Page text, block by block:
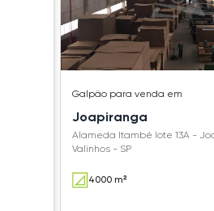
Galpão para venda em
Joapiranga
Alameda Itambé lote 13A -
Valinhos - SP
4000 m²